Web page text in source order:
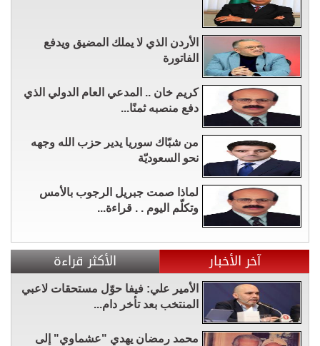
الأردن الذي لا يملك المضيق ويدفع
الفاتورة
كريم خان .. المدعي العام الدولي الذي
دفع منصبه ثمنًا...
من شبّاك سوريا يدير حزب الله وجهه
نحو السعوديّة
لماذا صمت جبريل الرجوب بالأمس
وتكلّم اليوم . . قراءة...
آخر الأخبار الأكثر قراءة
الأمير علي: فيفا حوّل مستحقات لاعبي
المنتخب بعد تأخر دام...
محمد رمضان يهدي "عشماوي" إلى